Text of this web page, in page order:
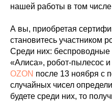
нашей работы в том
А вы, приобретая
становитесь участником
Среди них: беспроводные
«Алиса», робот-пылесос
OZON после 13 ноября с
случайных чисел
будете среди них, то